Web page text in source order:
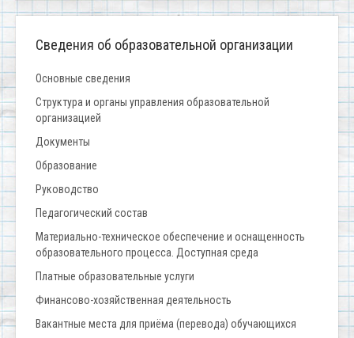
Сведения об образовательной организации
Основные сведения
Структура и органы управления образовательной
организацией
Документы
Образование
Руководство
Педагогический состав
Материально-техническое обеспечение и оснащенность
образовательного процесса. Доступная среда
Платные образовательные услуги
Финансово-хозяйственная деятельность
Вакантные места для приёма (перевода) обучающихся